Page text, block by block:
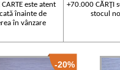
CARTE este atent
înainte de
în vânzare
+70.000 CĂRŢI
stocul
-20%